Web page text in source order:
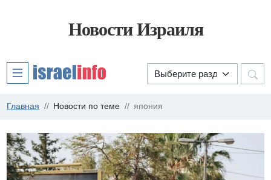
Новости Израиля
Главная Новости по теме япония